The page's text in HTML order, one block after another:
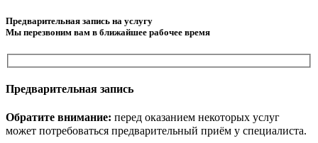
Предварительная запись на услугу
Мы перезвоним вам в ближайшее рабочее время
Предварительная запись
Обратите внимание: перед оказанием некоторых услуг
может потребоваться предварительный приём у специалиста.